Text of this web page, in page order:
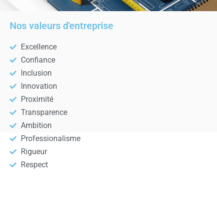
Nos valeurs d'entreprise
Excellence
Confiance
Inclusion
Innovation
Proximité
Transparence
Ambition
Professionalisme
Rigueur
Respect